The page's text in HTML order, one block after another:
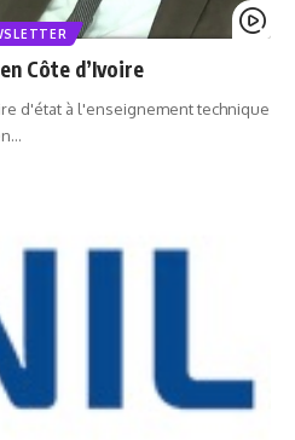
Côte d’Ivoire
d'état à l'enseignement technique